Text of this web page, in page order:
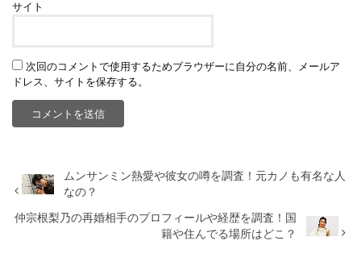
サイト
次回のコメントで使用するためブラウザーに自分の名前、メールア
ドレス、サイトを保存する。
ムンサンミン熱愛や彼女の噂を調査！元カノも有名な人
なの？
仲宗根梨乃の再婚相手のプロフィールや経歴を調査！国
籍や住んでる場所はどこ？